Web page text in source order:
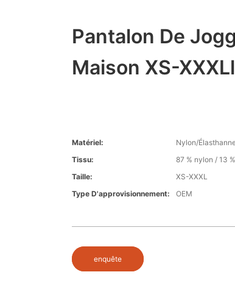
Pantalon De
Maison XS-
Matériel:
Nylon/
Tissu:
87 % nylon / 13
Taille:
XS-XXXL
Type D'approvisionnement:
OEM
enquête